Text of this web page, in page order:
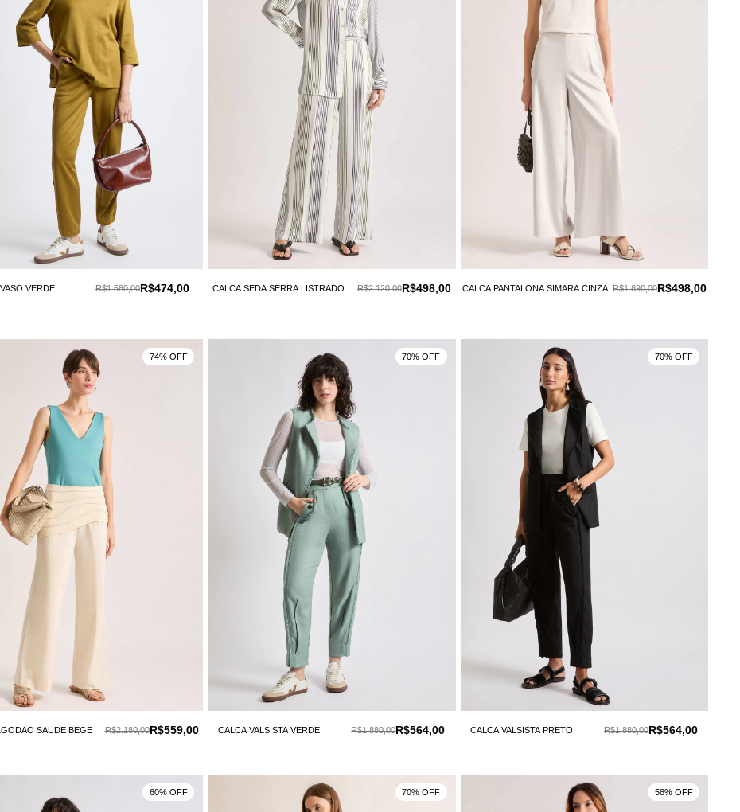
VERDE R$474,00
R$1.580,00 CALCA SEDA SERRA LISTRADO R$498,00
R$2.120,00 CALCA PANTALONA SIMARA CINZA R$498,00
R$1.890,00
SAUDE BEGE R$559,00
R$2.180,00
74% OFF
CALCA VALSISTA VERDE R$564,00
R$1.880,00
70% OFF
CALCA VALSISTA PRETO R$564,00
R$1.880,00
70% OFF
60% OFF 70% OFF 58% OFF